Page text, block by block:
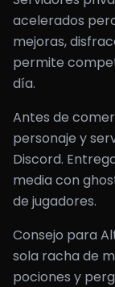
acelerados
mejoras,
permite
día.
Antes de
personaje y
Discord.
media con
de jugadores.
Consejo para
sola racha de
pociones y